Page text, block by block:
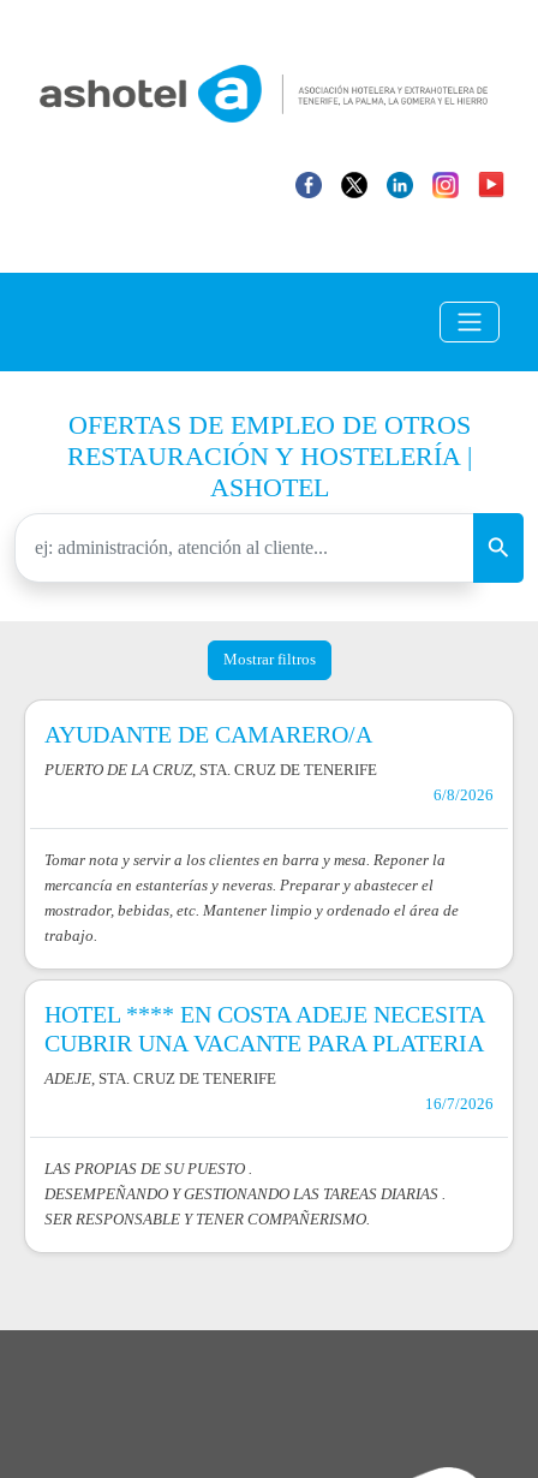
OFERTAS DE EMPLEO DE OTROS
RESTAURACIÓN Y HOSTELERÍA |
ASHOTEL
Mostrar filtros
AYUDANTE DE CAMARERO/A
PUERTO DE LA CRUZ, STA. CRUZ DE TENERIFE
6/8/2026
Tomar nota y servir a los clientes en barra y mesa. Reponer la
mercancía en estanterías y neveras. Preparar y abastecer el
mostrador, bebidas, etc. Mantener limpio y ordenado el área de
trabajo.
HOTEL **** EN COSTA ADEJE NECESITA
CUBRIR UNA VACANTE PARA PLATERIA
ADEJE, STA. CRUZ DE TENERIFE
16/7/2026
LAS PROPIAS DE SU PUESTO .
DESEMPEÑANDO Y GESTIONANDO LAS TAREAS DIARIAS .
SER RESPONSABLE Y TENER COMPAÑERISMO.